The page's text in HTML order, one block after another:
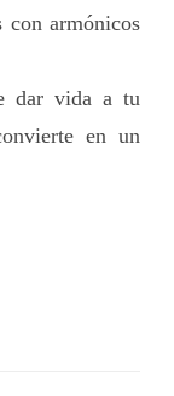
con armónicos
dar vida a tu
en un